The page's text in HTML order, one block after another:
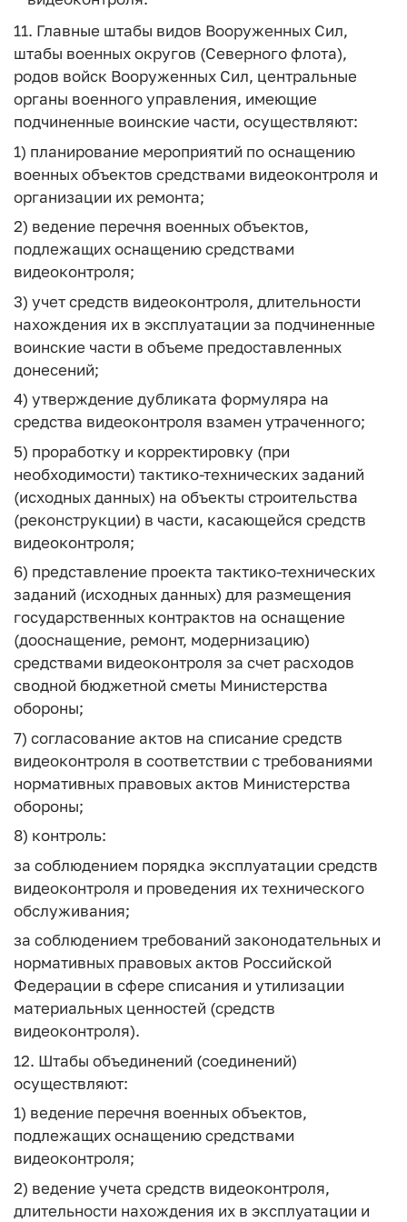
11. Главные штабы видов Вооруженных Сил,
штабы военных округов (Северного флота),
родов войск Вооруженных Сил, центральные
органы военного управления, имеющие
подчиненные воинские части, осуществляют:
1) планирование мероприятий по оснащению
военных объектов средствами видеоконтроля и
организации их ремонта;
2) ведение перечня военных объектов,
подлежащих оснащению средствами
видеоконтроля;
3) учет средств видеоконтроля, длительности
нахождения их в эксплуатации за подчиненные
воинские части в объеме предоставленных
донесений;
4) утверждение дубликата формуляра на
средства видеоконтроля взамен утраченного;
5) проработку и корректировку (при
необходимости) тактико-технических заданий
(исходных данных) на объекты строительства
(реконструкции) в части, касающейся средств
видеоконтроля;
6) представление проекта тактико-технических
заданий (исходных данных) для размещения
государственных контрактов на оснащение
(дооснащение, ремонт, модернизацию)
средствами видеоконтроля за счет расходов
сводной бюджетной сметы Министерства
обороны;
7) согласование актов на списание средств
видеоконтроля в соответствии с требованиями
нормативных правовых актов Министерства
обороны;
8) контроль:
за соблюдением порядка эксплуатации средств
видеоконтроля и проведения их технического
обслуживания;
за соблюдением требований законодательных и
нормативных правовых актов Российской
Федерации в сфере списания и утилизации
материальных ценностей (средств
видеоконтроля).
12. Штабы объединений (соединений)
осуществляют:
1) ведение перечня военных объектов,
подлежащих оснащению средствами
видеоконтроля;
2) ведение учета средств видеоконтроля,
длительности нахождения их в эксплуатации и